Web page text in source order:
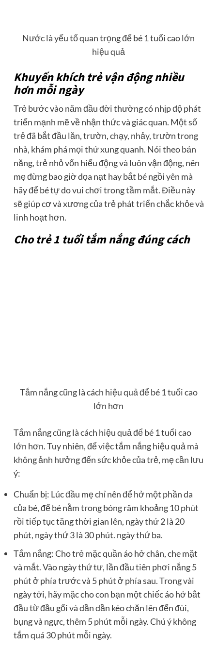
Nước là yếu tố quan trọng để bé 1 tuổi cao lớn
hiệu quả
Khuyến khích trẻ vận động nhiều
hơn mỗi ngày
Trẻ bước vào năm đầu đời thường có nhịp độ phát
triển mạnh mẽ về nhận thức và giác quan. Một số
trẻ đã bắt đầu lăn, trườn, chạy, nhảy, trườn trong
nhà, khám phá mọi thứ xung quanh. Nói theo bản
năng, trẻ nhỏ vốn hiếu động và luôn vận động, nên
mẹ đừng bao giờ dọa nạt hay bắt bé ngồi yên mà
hãy để bé tự do vui chơi trong tầm mắt. Điều này
sẽ giúp cơ và xương của trẻ phát triển chắc khỏe và
linh hoạt hơn.
Cho trẻ 1 tuổi tắm nắng đúng cách
Tắm nắng cũng là cách hiệu quả để bé 1 tuổi cao
lớn hơn
Tắm nắng cũng là cách hiệu quả để bé 1 tuổi cao
lớn hơn. Tuy nhiên, để việc tắm nắng hiệu quả mà
không ảnh hưởng đến sức khỏe của trẻ, mẹ cần lưu
ý:
Chuẩn bị: Lúc đầu mẹ chỉ nên để hở một phần da
của bé, để bé nằm trong bóng râm khoảng 10 phút
rồi tiếp tục tăng thời gian lên, ngày thứ 2 là 20
phút, ngày thứ 3 là 30 phút. ngày thứ ba.
Tắm nắng: Cho trẻ mặc quần áo hở chân, che mặt
và mắt. Vào ngày thứ tư, lần đầu tiên phơi nắng 5
phút ở phía trước và 5 phút ở phía sau. Trong vài
ngày tới, hãy mặc cho con bạn một chiếc áo hở bắt
đầu từ đầu gối và dần dần kéo chăn lên đến đùi,
bụng và ngực, thêm 5 phút mỗi ngày. Chú ý không
tắm quá 30 phút mỗi ngày.